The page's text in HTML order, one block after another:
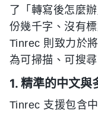
了「轉寫後怎麼
份幾千字、沒有
Tinrec 則致力於
為可掃描、可搜
1. 精準的中文與
Tinrec 支援包含